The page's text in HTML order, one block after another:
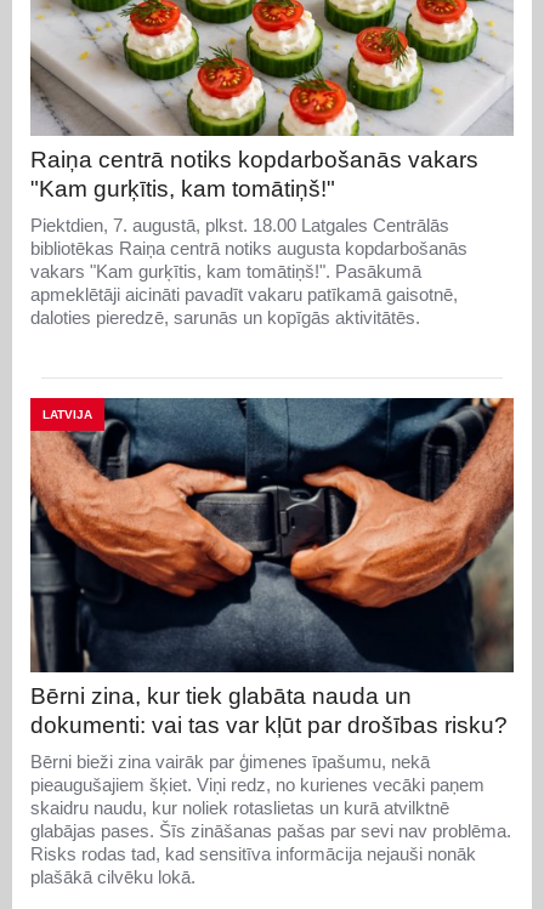
Raiņa centrā notiks kopdarbošanās vakars
"Kam gurķītis, kam tomātiņš!"
Piektdien, 7. augustā, plkst. 18.00 Latgales Centrālās
bibliotēkas Raiņa centrā notiks augusta kopdarbošanās
vakars "Kam gurķītis, kam tomātiņš!". Pasākumā
apmeklētāji aicināti pavadīt vakaru patīkamā gaisotnē,
daloties pieredzē, sarunās un kopīgās aktivitātēs.
LATVIJA
Bērni zina, kur tiek glabāta nauda un
dokumenti: vai tas var kļūt par drošības risku?
Bērni bieži zina vairāk par ģimenes īpašumu, nekā
pieaugušajiem šķiet. Viņi redz, no kurienes vecāki paņem
skaidru naudu, kur noliek rotaslietas un kurā atvilktnē
glabājas pases. Šīs zināšanas pašas par sevi nav problēma.
Risks rodas tad, kad sensitīva informācija nejauši nonāk
plašākā cilvēku lokā.